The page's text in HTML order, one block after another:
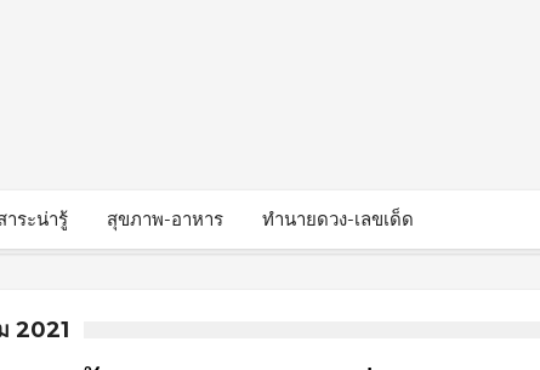
าระน่ารู้ สุขภาพ-อาหาร ทำนายดวง-เลขเด็ด
2021